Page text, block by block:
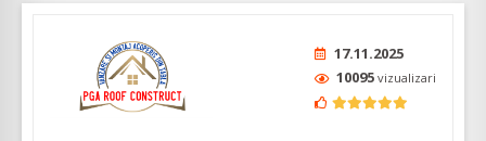
17.11.2025
10095 vizualizari